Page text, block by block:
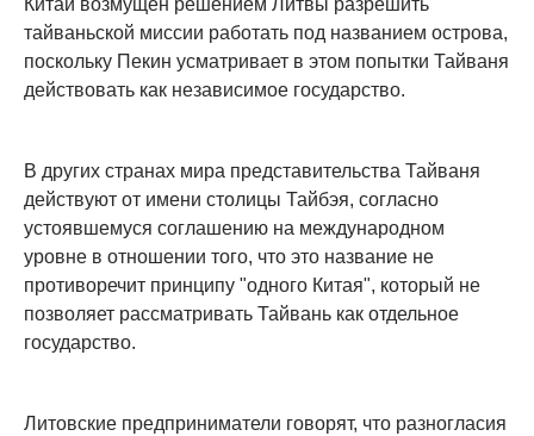
Китай возмущен решением Литвы разрешить
тайваньской миссии работать под названием острова,
поскольку Пекин усматривает в этом попытки Тайваня
действовать как независимое государство.
В других странах мира представительства Тайваня
действуют от имени столицы Тайбэя, согласно
устоявшемуся соглашению на международном
уровне в отношении того, что это название не
противоречит принципу "одного Китая", который не
позволяет рассматривать Тайвань как отдельное
государство.
Литовские предприниматели говорят, что разногласия